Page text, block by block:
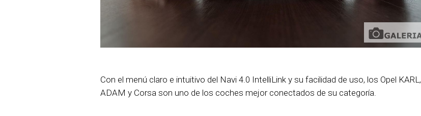
Con el menú claro e intuitivo del Navi 4.0 IntelliLink y su facilidad de uso, los Opel KARL,
ADAM y Corsa son uno de los coches mejor conectados de su categoría.